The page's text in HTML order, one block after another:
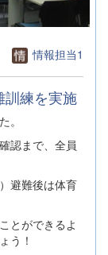
情報担当1
訓練を実施
。
認まで、全員
避難後は体育
とができるよ
う！